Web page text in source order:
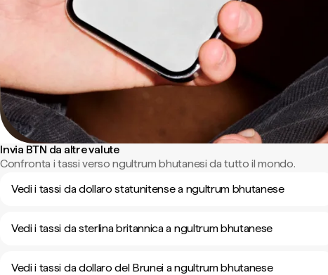
Invia BTN da altre valute
Confronta i tassi verso ngultrum bhutanesi da tutto il mondo.
Vedi i tassi da dollaro statunitense a ngultrum bhutanese
Vedi i tassi da sterlina britannica a ngultrum bhutanese
Vedi i tassi da dollaro del Brunei a ngultrum bhutanese